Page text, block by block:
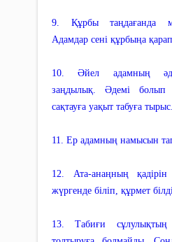
9. Құрбы таңдағанда
Адамдар сені құрбыңа
10. Әйел адамның
заңдылық. Әдемі болып
сақтауға уақыт табуға тырыс.
11. Ер адамның намысын
12. Ата-анаңның
жүргенде біліп, құрмет
13. Табиғи